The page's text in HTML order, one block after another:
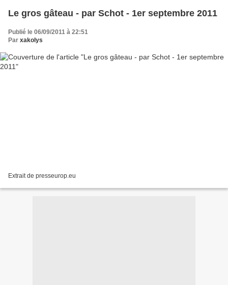
Le gros gâteau - par Schot - 1er septembre 2011
Publié le 06/09/2011 à 22:51
Par xakolys
Extrait de presseurop.eu